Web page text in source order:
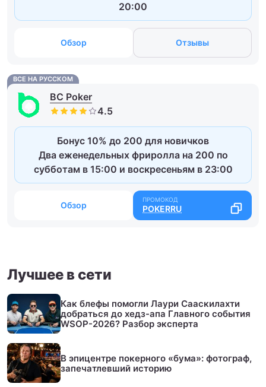
20:00
Обзор Отзывы
ВСЕ НА РУССКОМ
BC Poker
Бонус 10% до 200 для новичков
Два еженедельных фриролла на 200 по
субботам в 15:00 и воскресеньям в 23:00
Обзор POKERRU
Лучшее в сети
Как блефы помогли Лаури Сааскилахти
добраться до хедз-апа Главного события
WSOP-2026? Разбор эксперта
В эпицентре покерного «бума»: фотограф,
запечатлевший историю